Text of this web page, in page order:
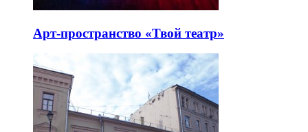
Арт-пространство «Твой театр»